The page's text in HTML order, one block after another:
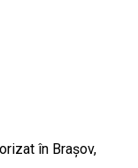
în Brașov,